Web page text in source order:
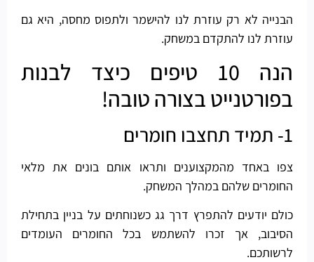
הבנייה לא רק עוזרת לנו להישמר ולתפוס מחסה, היא גם
עוזרת לנו להתקדם במשחק.
הנה 10 טיפים כיצד לבנות
בפורטנייט בצורה טובה!
1- תמיד תחצבו חומרים
צפו באחד מהמקצוענים ותראו אותם בונים את מלאי
החומרים שלהם במהלך המשחק.
כולם יודעים להתפרץ דרך גג כשנוחתים על בניין בתחילת
הסיבוב, אך זכרו להשתמש בכל החומרים העומדים
לרשותכם.